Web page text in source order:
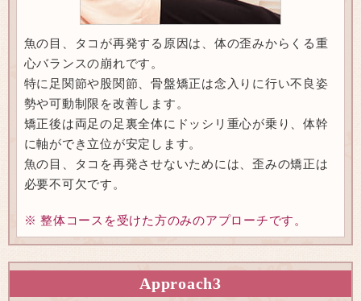
魚の目、タコが再発する原因は、体の歪みからくる重
心バランスの崩れです。
特に足関節や股関節、骨盤矯正は念入りに行い不良姿
勢や可動制限を改善します。
矯正後は両足の足裏全体にドッシリ重心が乗り、体幹
に軸ができ立位が安定します。
魚の目、タコを再発させないためには、歪みの矯正は
必要不可欠です。
※ 整体コースを受けた方のみのアプローチです。
Approach3